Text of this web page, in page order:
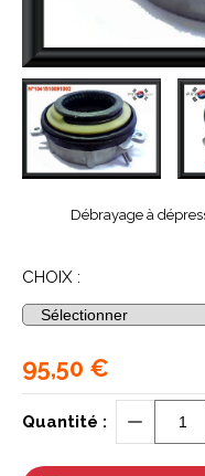
Débrayage à
CHOIX :
95,50 €
Quantité :